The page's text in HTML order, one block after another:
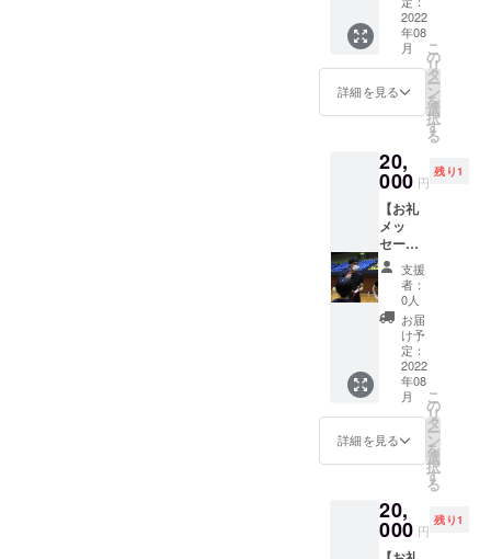
2022公
式Tシャ
（Desig
ned by
YANAG
）を講
師のサ
イン入
りで送
らせて
いただ
きま
す。
（Desig
ned by
KOHEI
YANAG
ISWA）
WHITE
ジェク
ト終了
後、講
師陣に
よる御
礼の動
画メッ
セージ
及び、
VRAVO
2022公
式Tシャ
（Desig
ned by
KOHEI
WHITE
を講師
のサイ
2022
年08
月
詳細を見る
こ
の
リ
タ
ー
ン
を
選
択
す
る
20,
000 円
残り1
【お礼
メッ
セージ
動画+
2022公
式Tシャ
ツ
（Desig
ned by
KOHEI
YANAG
ISWA）
WHITE
＋伏見
講師サ
イン付
イベー
トTシャ
ツ】
支援
者：
0人
お届
け予
定：
2022
年08
月
詳細を見る
こ
の
リ
タ
ー
ン
を
選
択
す
る
20,
000 円
残り1